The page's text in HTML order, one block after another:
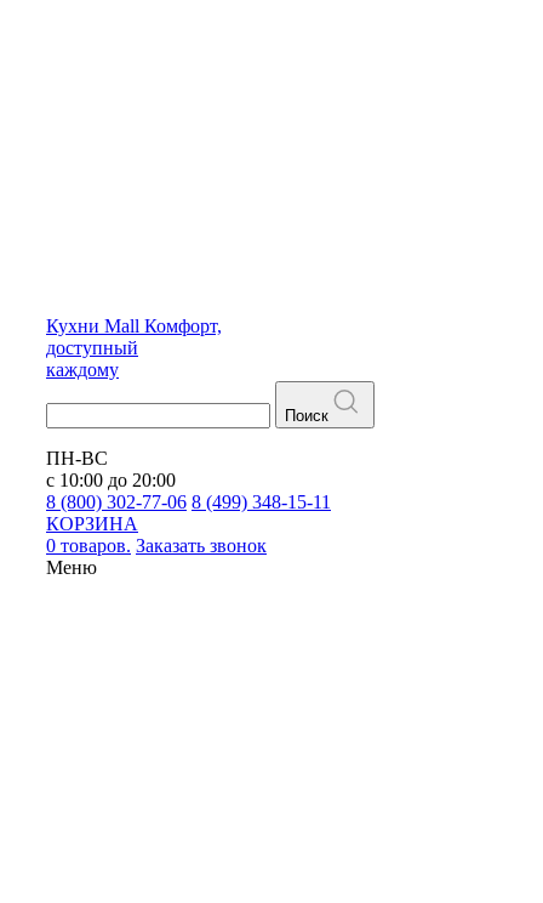
Кухни Mall Комфорт,
доступный
каждому
Поиск
ПН-ВС
с 10:00 до 20:00
8 (800) 302-77-06 8 (499) 348-15-11
КОРЗИНА
0 товаров. Заказать звонок
Меню